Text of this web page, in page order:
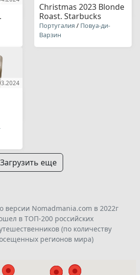
Christmas 2023 Blonde
Roast. Starbucks
Португалия / Повуа-ди-
Варзин
Загрузить еще
версии Nomadmania.com в 2022г
в ТОП-200 российских
(по количеству
регионов мира)